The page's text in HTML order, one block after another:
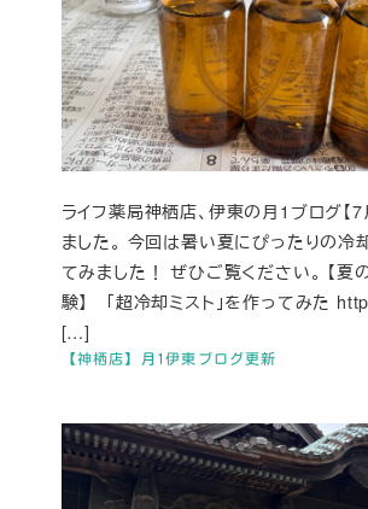
【神栖店】月1伊東ブログ更新
ライフ薬局神栖店、伊東の月1ブログ【7
ました。 今回は暑い夏にぴったりの冷
てみました！ ぜひご覧ください。 【夏
験】 「超冷却ミスト」を作ってみた
[…]